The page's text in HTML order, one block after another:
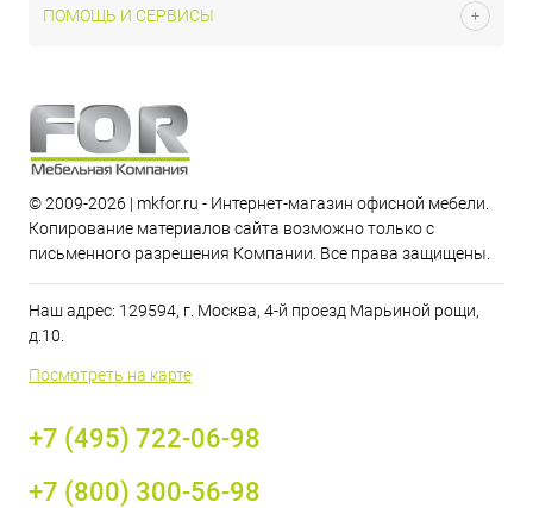
ПОМОЩЬ И СЕРВИСЫ
© 2009-2026 | mkfor.ru - Интернет-магазин офисной мебели.
Копирование материалов сайта возможно только с
письменного разрешения Компании. Все права защищены.
Наш адрес: 129594, г. Москва, 4-й проезд Марьиной рощи,
д.10.
Посмотреть на карте
+7 (495) 722-06-98
+7 (800) 300-56-98